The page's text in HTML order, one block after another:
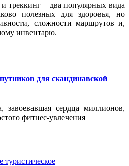
треккинг – два популярных вида
полезных для здоровья, но
сложности маршрутов и,
инвентарю.
для скандинавской
завоевавшая сердца миллионов,
фитнес-увлечения
туристическое